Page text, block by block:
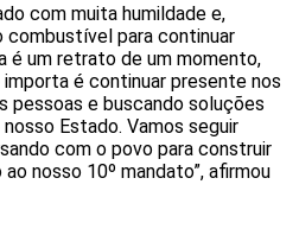
com muita humildade e,
combustível para continuar
é um retrato de um momento,
é continuar presente nos
pessoas e buscando soluções
Estado. Vamos seguir
com o povo para construir
nosso 10º mandato”, afirmou